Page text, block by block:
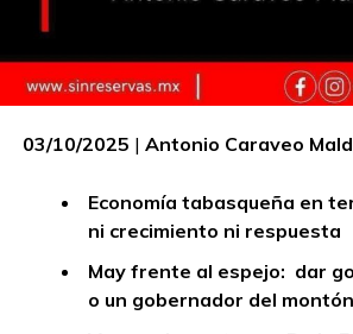
03/10/2025 | Antonio Caraveo
Economía tabasqueña en
ni crecimiento ni respuesta
May frente al espejo: dar
o un gobernador del montón